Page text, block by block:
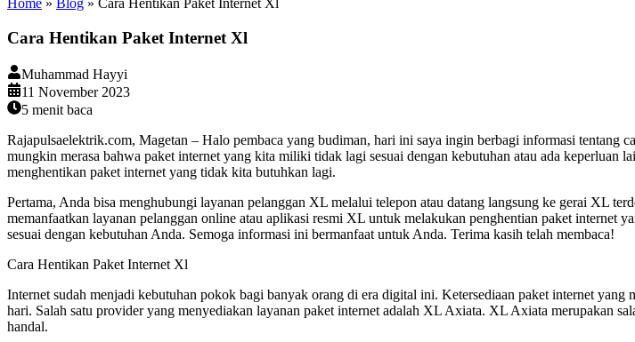
Home » Blog » Cara Hentikan Paket Internet Xl
Cara Hentikan Paket Internet Xl
Muhammad Hayyi
11 November 2023
5 menit baca
Rajapulsaelektrik.com, Magetan – Halo pembaca yang budiman, hari ini saya ingin berbagi informasi
mungkin merasa bahwa paket internet yang kita miliki tidak lagi sesuai dengan kebutuhan atau ada
menghentikan paket internet yang tidak kita butuhkan lagi.
Pertama, Anda bisa menghubungi layanan pelanggan XL melalui telepon atau datang langsung ke gerai XL
memanfaatkan layanan pelanggan online atau aplikasi resmi XL untuk melakukan penghentian paket internet
sesuai dengan kebutuhan Anda. Semoga informasi ini bermanfaat untuk Anda. Terima kasih telah membaca!
Cara Hentikan Paket Internet Xl
Internet sudah menjadi kebutuhan pokok bagi banyak orang di era digital ini. Ketersediaan paket internet
hari. Salah satu provider yang menyediakan layanan paket internet adalah XL Axiata. XL Axiata merupakan
handal.